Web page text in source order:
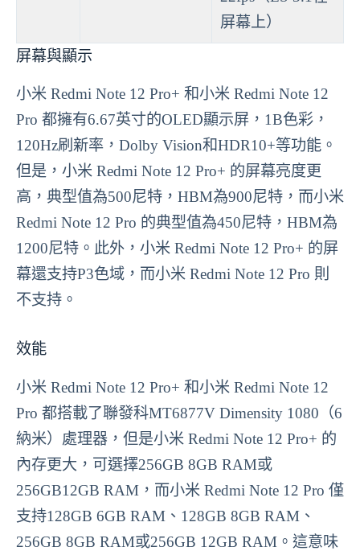
屏幕上）
屏幕與顯示
小米 Redmi Note 12 Pro+ 和小米 Redmi Note 12
Pro 都擁有6.67英寸的OLED顯示屏，1B色彩，
120Hz刷新率，Dolby Vision和HDR10+等功能。
但是，小米 Redmi Note 12 Pro+ 的屏幕亮度更
高，典型值為500尼特，HBM為900尼特，而小米
Redmi Note 12 Pro 的典型值為450尼特，HBM為
1200尼特。此外，小米 Redmi Note 12 Pro+ 的屏
幕還支持P3色域，而小米 Redmi Note 12 Pro 則
不支持。
效能
小米 Redmi Note 12 Pro+ 和小米 Redmi Note 12
Pro 都搭載了聯發科MT6877V Dimensity 1080（6
納米）處理器，但是小米 Redmi Note 12 Pro+ 的
內存更大，可選擇256GB 8GB RAM或
256GB12GB RAM，而小米 Redmi Note 12 Pro 僅
支持128GB 6GB RAM、128GB 8GB RAM、
256GB 8GB RAM或256GB 12GB RAM。這意味